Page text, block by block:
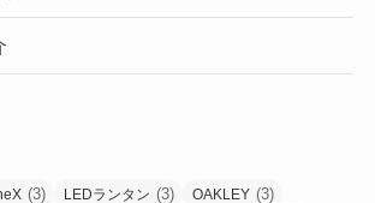
(3) LEDランタン (3) OAKLEY (3)